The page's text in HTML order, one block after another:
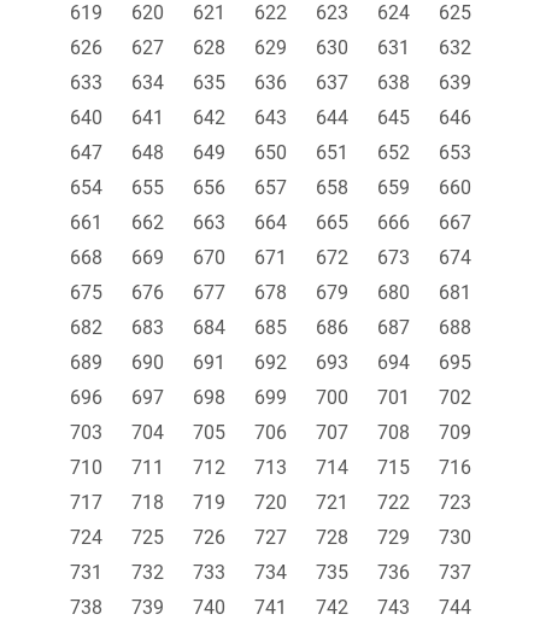
619
620 621 622 623 624
625
626
627 628 629 630 631
632
633
634 635 636 637 638
639
640
641 642 643 644 645
646
647
648 649 650 651 652
653
654
655 656 657 658 659
660
661
662 663 664 665 666
667
668
669 670 671 672 673
674
675
676 677 678 679 680
681
682
683 684 685 686 687
688
689
690 691 692 693 694
695
696
697 698 699 700 701
702
703
704 705 706 707 708
709
710
711 712 713 714 715
716
717
718 719 720 721 722
723
724
725 726 727 728 729
730
731
732 733 734 735 736
737
738
739 740 741 742 743
744